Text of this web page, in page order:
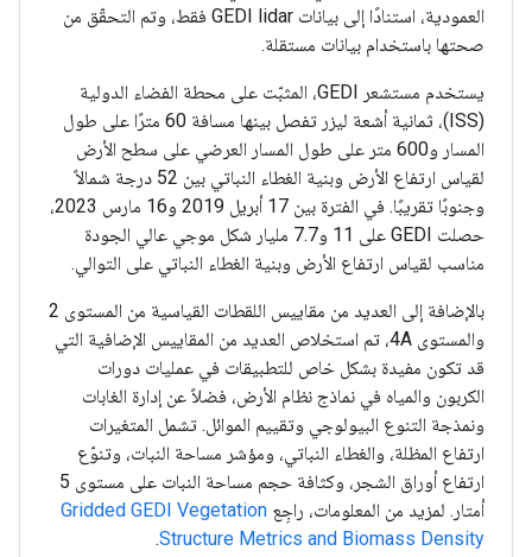
العمودية، استنادًا إلى بيانات GEDI lidar فقط، وتم التحقّق من
صحتها باستخدام بيانات مستقلة.
يستخدم مستشعر GEDI، المثبّت على محطة الفضاء الدولية
(ISS)، ثمانية أشعة ليزر تفصل بينها مسافة 60 مترًا على طول
المسار و600 متر على طول المسار العرضي على سطح الأرض
لقياس ارتفاع الأرض وبنية الغطاء النباتي بين 52 درجة شمالاً
وجنوبًا تقريبًا. في الفترة بين 17 أبريل 2019 و16 مارس 2023،
حصلت GEDI على 11 و7.7 مليار شكل موجي عالي الجودة
مناسب لقياس ارتفاع الأرض وبنية الغطاء النباتي على التوالي.
بالإضافة إلى العديد من مقاييس اللقطات القياسية من المستوى 2
والمستوى 4A، تم استخلاص العديد من المقاييس الإضافية التي
قد تكون مفيدة بشكل خاص للتطبيقات في عمليات دورات
الكربون والمياه في نماذج نظام الأرض، فضلاً عن إدارة الغابات
ونمذجة التنوع البيولوجي وتقييم الموائل. تشمل المتغيرات
ارتفاع المظلة، والغطاء النباتي، ومؤشر مساحة النبات، وتنوّع
ارتفاع أوراق الشجر، وكثافة حجم مساحة النبات على مستوى 5
أمتار. لمزيد من المعلومات، راجِع Gridded GEDI Vegetation
Structure Metrics and Biomass Density
.